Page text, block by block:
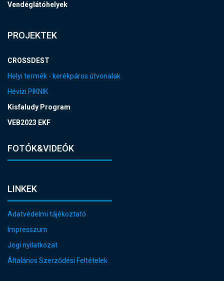
Vendéglátóhelyek
PROJEKTEK
CROSSDEST
Helyi termék - kerékpáros útvonalak
Hévízi PIKNIK
Kisfaludy Program
VEB2023 EKF
FOTÓK&VIDEÓK
LINKEK
Adatvédelmi tájékoztató
Impresszum
Jogi nyilatkozat
Általános Szerződési Feltételek